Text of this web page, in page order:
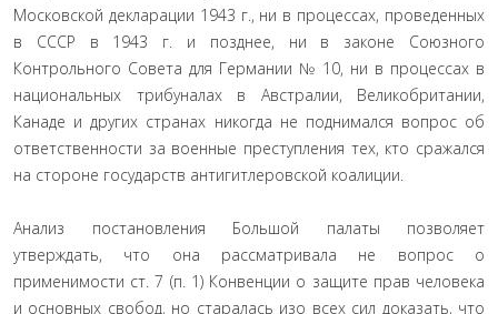
Московской декларации 1943 г., ни в процессах, проведенных
в СССР в 1943 г. и позднее, ни в законе Союзного
Контрольного Совета для Германии № 10, ни в процессах в
национальных трибуналах в Австралии, Великобритании,
Канаде и других странах никогда не поднимался вопрос об
ответственности за военные преступления тех, кто сражался
на стороне государств антигитлеровской коалиции.
Анализ постановления Большой палаты позволяет
утверждать, что она рассматривала не вопрос о
применимости ст. 7 (п. 1) Конвенции о защите прав человека
и основных свобод, но старалась изо всех сил доказать, что